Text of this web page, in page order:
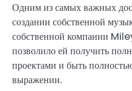
Одним из самых важных
создании собственной
собственной компании
позволило ей получить
проектами и быть
выражении.